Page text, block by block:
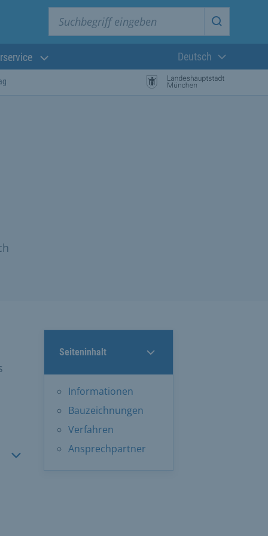
Suche
Aktuelle
Deutsch
Seiteninhalt
Informationen
Bauzeichnungen
Verfahren
Ansprechpartner